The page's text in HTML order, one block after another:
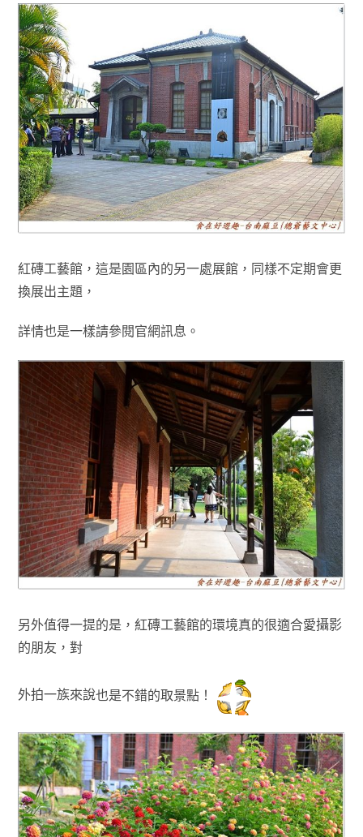
紅磚工藝館 ，這是園區內的另一處展館 ，同樣不定期會更
換展出主題 ，
詳情也是一樣請參閱官網訊息。
另外值得一提的是 ， 紅磚工藝館的環境真的很適合愛攝影
的朋友 ，對
外拍一族來說也是不錯的取景點！